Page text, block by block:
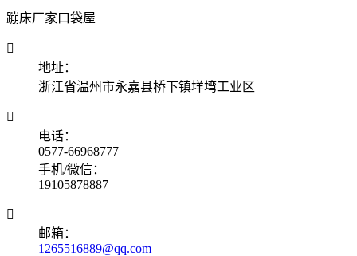
蹦床厂家口袋屋

地址：
浙江省温州市永嘉县桥下镇垟塆工业区

电话：
0577-66968777
手机/微信：
19105878887

邮箱：
1265516889@qq.com